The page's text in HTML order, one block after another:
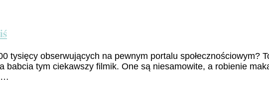
tysięcy obserwujących na pewnym portalu społecznościowym?
tym ciekawszy filmik. One są niesamowite, a robienie
…